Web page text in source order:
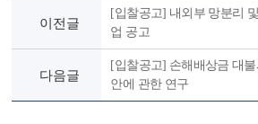
이전글
[입찰공고] 내외부 망분리
업 공고
다음글
[입찰공고] 손해배상금 대
안에 관한 연구